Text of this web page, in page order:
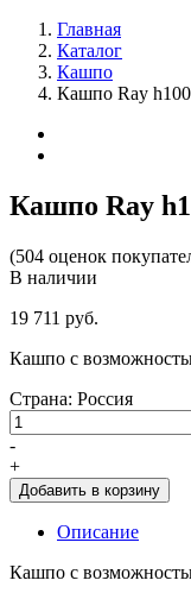
Главная
Каталог
Кашпо
Кашпо Ray
Кашпо Ray
(504 оценок
В наличии
19 711 руб.
Кашпо с
Страна: Россия
-
+
Добавить в корзину
Описание
Кашпо с